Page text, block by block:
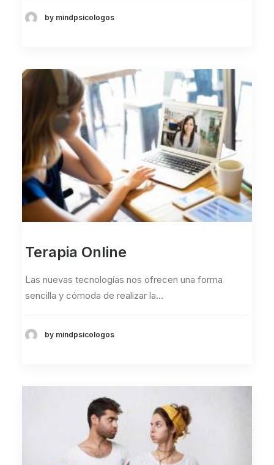
by mindpsicologos
Terapia Online
Las nuevas tecnologías nos ofrecen una forma
sencilla y cómoda de realizar la…
by mindpsicologos